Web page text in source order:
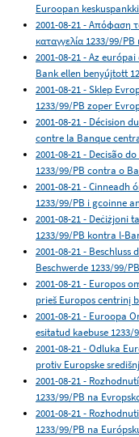
Euroopan
2001-08-21 - Απόφαση
καταγγελία 1233/99/
2001-08-21 - Az
Bank ellen benyújtott
2001-08-21 - Sklep
1233/99/PB zoper
2001-08-21 - Décision
contre la Banque
2001-08-21 - Decisão
1233/99/PB contra o
2001-08-21 -
1233/99/PB i gcoinne
2001-08-21 - Deċiżjoni
1233/99/PB kontra l-
2001-08-21 -
Beschwerde 1233/99/
2001-08-21 - Europos
prieš Europos centrinį
2001-08-21 - Euroopa
esitatud kaebuse 1233/
2001-08-21 - Odluka
protiv Europske
2001-08-21 -
1233/99/PB na
2001-08-21 -
1233/99/PB na